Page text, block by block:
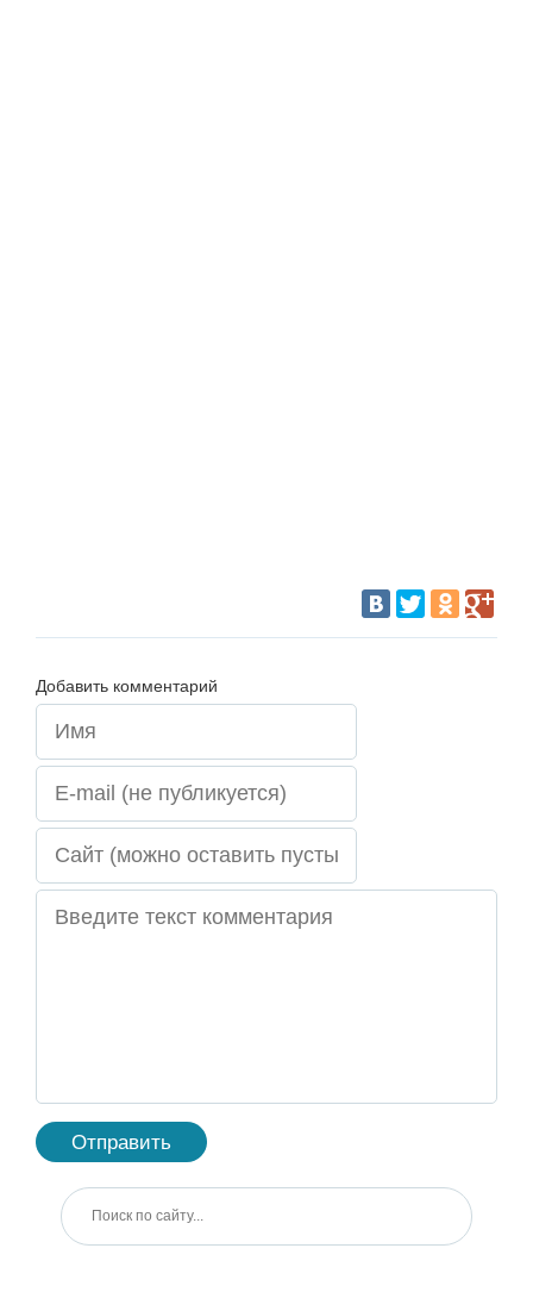
Добавить комментарий